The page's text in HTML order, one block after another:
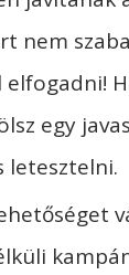
nem
egy
letesztelni.